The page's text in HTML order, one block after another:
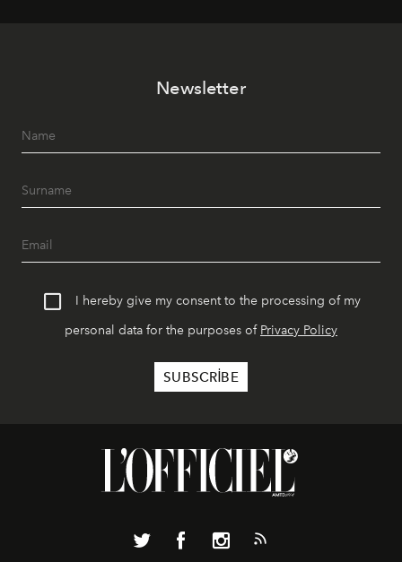
geceye taşıyarak her hafta farklı bir deneyim sunuyor.
Newsletter
I hereby give my consent to the processing of my
personal data for the purposes of Privacy Policy